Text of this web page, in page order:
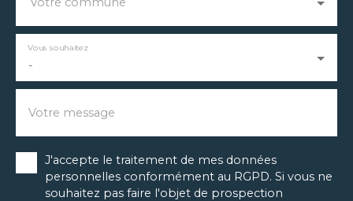
-
Vous souhaitez
Votre message
J'accepte le traitement de mes données
personnelles conformément au RGPD. Si vous ne
souhaitez pas faire l'objet de prospection